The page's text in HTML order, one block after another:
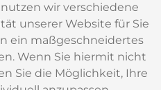
wir verschiedene
unserer Website für Sie
ein maßgeschneidertes
Wenn Sie hiermit nicht
Sie die Möglichkeit, Ihre